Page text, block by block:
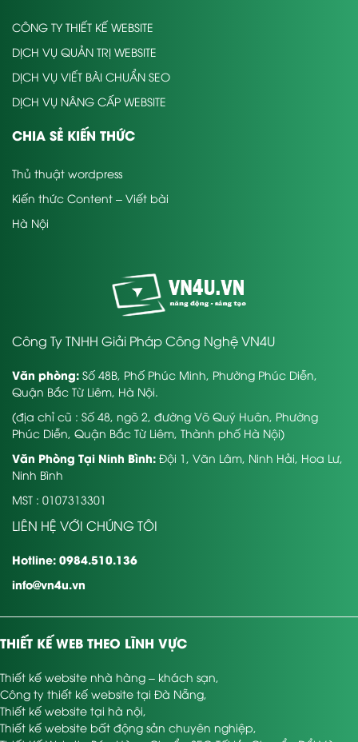
CÔNG TY THIẾT KẾ WEBSITE
DỊCH VỤ QUẢN TRỊ WEBSITE
DỊCH VỤ VIẾT BÀI CHUẨN SEO
DỊCH VỤ NÂNG CẤP WEBSITE
CHIA SẺ KIẾN THỨC
Thủ thuật wordpress
Kiến thức Content – Viết bài
Hà Nội
Công Ty TNHH Giải Pháp Công Nghệ VN4U
Văn phòng: Số 48B, Phố Phúc Minh, Phường Phúc Diễn,
Quận Bắc Từ Liêm, Hà Nội.
(địa chỉ cũ : Số 48, ngõ 2, đường Võ Quý Huân, Phường
Phúc Diễn, Quận Bắc Từ Liêm, Thành phố Hà Nội)
Văn Phòng Tại Ninh Bình: Đội 1, Văn Lâm, Ninh Hải, Hoa Lư,
Ninh Bình
MST : 0107313301
LIÊN HỆ VỚI CHÚNG TÔI
Hotline: 0984.510.136
info@vn4u.vn
THIẾT KẾ WEB THEO LĨNH VỰC
Thiết kế website nhà hàng – khách sạn
Công ty thiết kế website tại Đà Nẵng
Thiết kế website tại hà nội
Thiết kế website bất động sản chuyên nghiệp